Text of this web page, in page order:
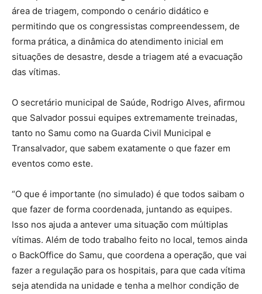
área de triagem, compondo o cenário didático e
permitindo que os congressistas compreendessem, de
forma prática, a dinâmica do atendimento inicial em
situações de desastre, desde a triagem até a evacuação
das vítimas.
O secretário municipal de Saúde, Rodrigo Alves, afirmou
que Salvador possui equipes extremamente treinadas,
tanto no Samu como na Guarda Civil Municipal e
Transalvador, que sabem exatamente o que fazer em
eventos como este.
“O que é importante (no simulado) é que todos saibam o
que fazer de forma coordenada, juntando as equipes.
Isso nos ajuda a antever uma situação com múltiplas
vítimas. Além de todo trabalho feito no local, temos ainda
o BackOffice do Samu, que coordena a operação, que vai
fazer a regulação para os hospitais, para que cada vítima
seja atendida na unidade e tenha a melhor condição de